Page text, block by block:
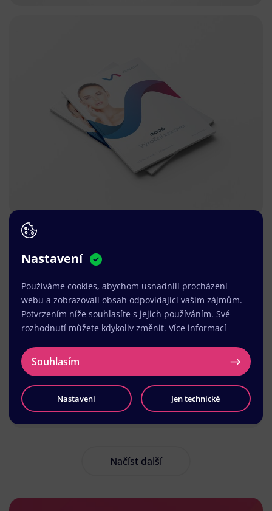
Načíst další
Nastavení
Používáme cookies, abychom usnadnili procházení
webu a zobrazovali obsah odpovídající vašim zájmům.
Potvrzením níže souhlasíte s jejich používáním. Své
rozhodnutí můžete kdykoliv změnit. Více informací
Souhlasím
Nastavení Jen technické